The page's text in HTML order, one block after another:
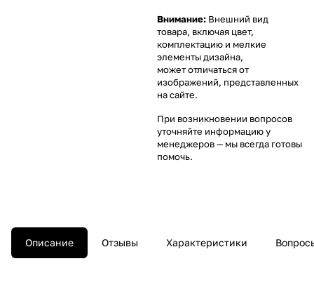
Внимание: Внешний вид
товара, включая цвет,
комплектацию и мелкие
элементы дизайна,
может отличаться от
изображений, представленных
на сайте.
При возникновении вопросов
уточняйте информацию у
менеджеров— мы всегда готовы
помочь.
Описание Отзывы Характеристики